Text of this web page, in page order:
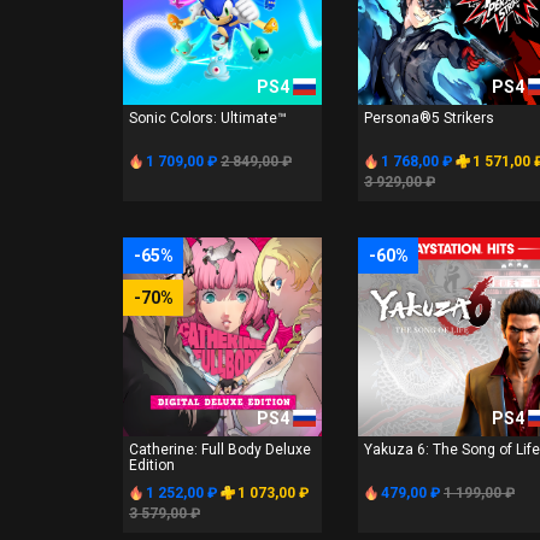
PS4
Sonic Colors: Ultimate™
1 709,00 ₽ 2 849,00 ₽
PS4
Persona®5 Strikers
1 768,00 ₽
1 571,00
3 929,00 ₽
-65%
-70%
PS4
Catherine: Full Body Deluxe
Edition
1 252,00 ₽
1 073,00 ₽
3 579,00 ₽
-60%
PS4
Yakuza 6: The Song of Life
479,00 ₽ 1 199,00 ₽